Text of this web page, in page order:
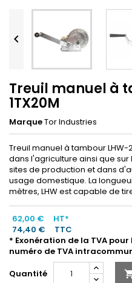

Treuil manuel à
1TX20M
MarqueTor Industries
Treuil manuel à tambour LHW-
dans l'agriculture ainsi que
sites de production et dans
usage domestique. La
mètres, LHW ​​est capable de
62,00 €
HT*
74,40 €
TTC
* Exonération de la TVA pour
numéro de TVA
Quantité